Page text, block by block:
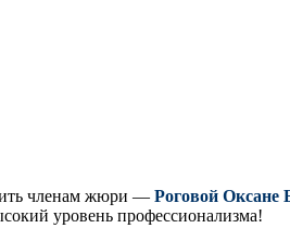
членам жюри — Роговой Оксане
уровень профессионализма!